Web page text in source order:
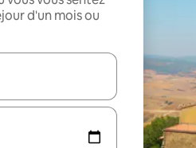
d'un mois ou
utilisez les flèches vers le haut et